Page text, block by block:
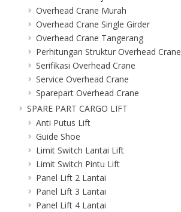
Overhead Crane Murah
Overhead Crane Single Girder
Overhead Crane Tangerang
Perhitungan Struktur Overhead Crane
Serifikasi Overhead Crane
Service Overhead Crane
Sparepart Overhead Crane
SPARE PART CARGO LIFT
Anti Putus Lift
Guide Shoe
Limit Switch Lantai Lift
Limit Switch Pintu Lift
Panel Lift 2 Lantai
Panel Lift 3 Lantai
Panel Lift 4 Lantai